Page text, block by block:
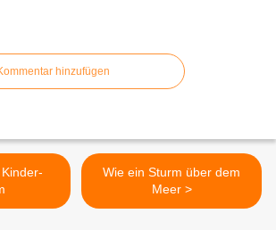
hinzufügen
Wie ein Sturm über dem
Meer >